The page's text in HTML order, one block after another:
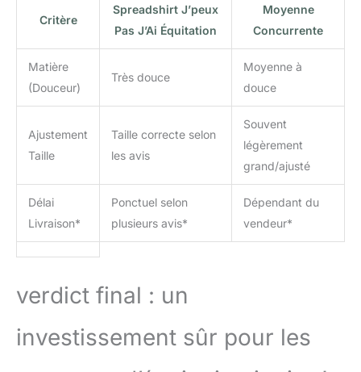
Critère
Spreadshirt J’peux
Pas J’Ai Équitation
Moyenne
Concurrente
Matière
(Douceur)
Très douce
Moyenne à
douce
Ajustement
Taille
Taille correcte selon
les avis
Souvent
légèrement
grand/ajusté
Délai
Livraison*
Ponctuel selon
plusieurs avis*
Dépendant du
vendeur*
verdict final : un
investissement sûr pour les